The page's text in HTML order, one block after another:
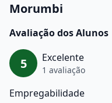
Morumbi
Avaliação dos Alunos
5 Excelente
1 avaliação
Empregabilidade